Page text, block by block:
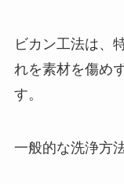
ビカン工法は、
れを素材を傷め
す。
一般的な洗浄方